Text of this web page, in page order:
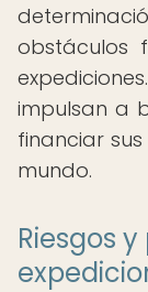
obstáculos
impulsan a
financiar
mundo.
Riesgos